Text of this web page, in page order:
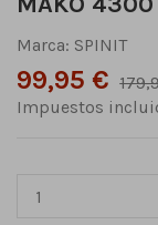
Marca: SPINIT
99,95 €
Impuestos